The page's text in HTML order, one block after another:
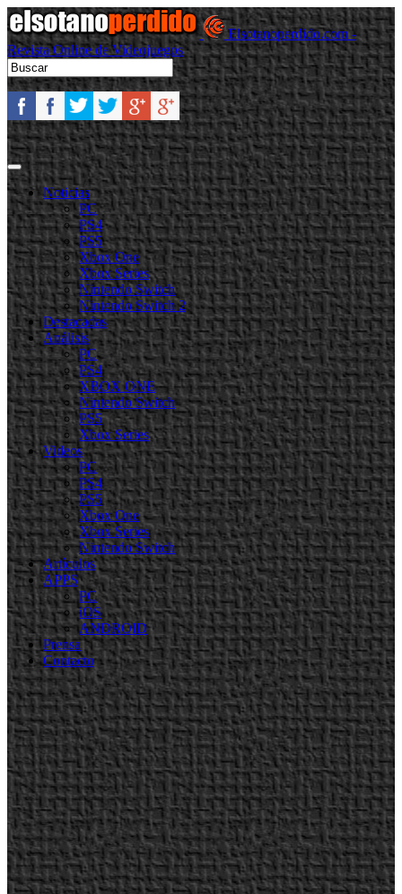
Elsotanoperdido.com -
Revista Online de Videojuegos
Noticias
PC
PS4
PS5
Xbox One
Xbox Series
Nintendo Switch
Nintendo Switch 2
Destacadas
Análisis
PC
PS4
XBOX ONE
Nintendo Switch
PS5
Xbox Series
Videos
PC
PS4
PS5
Xbox One
Xbox Series
Nintendo Switch
Artículos
APPS
PC
iOS
ANDROID
Prensa
Contacto